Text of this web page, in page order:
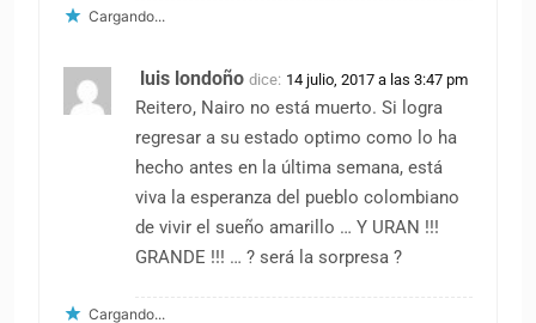
Cargando...
luis londoño dice: 14 julio, 2017 a las 3:47 pm
Reitero, Nairo no está muerto. Si logra
regresar a su estado optimo como lo ha
hecho antes en la última semana, está
viva la esperanza del pueblo colombiano
de vivir el sueño amarillo … Y URAN !!!
GRANDE !!! … ? será la sorpresa ?
Cargando...